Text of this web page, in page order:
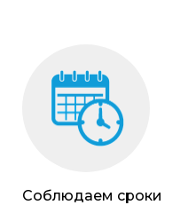
Соблюдаем сроки